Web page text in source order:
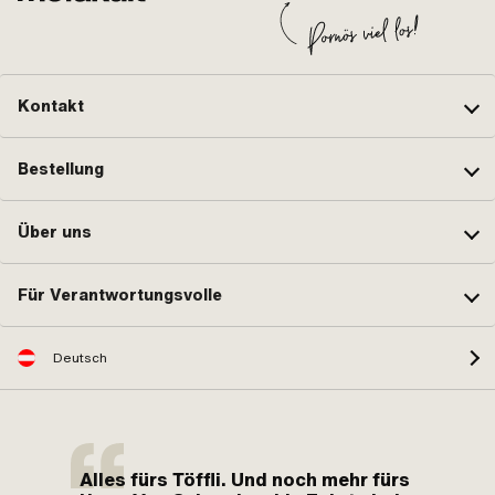
Kontakt
Bestellung
Über uns
Für Verantwortungsvolle
Deutsch
Alles fürs Töffli. Und noch mehr fürs